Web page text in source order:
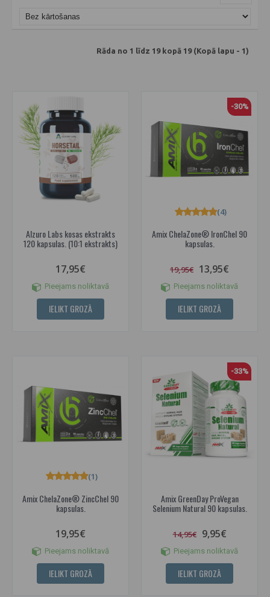
Rāda no 1 līdz 19 kopā 19 (Kopā lapu - 1)
Alzuro Labs kosas ekstrakts
120 kapsulas. (10:1 ekstrakts)
17,95€
Pieejams noliktavā
IELIKT GROZĀ
-30%
Amix ChelaZone® IronChel 90
kapsulas.
(4)
19,95€ 13,95€
Pieejams noliktavā
IELIKT GROZĀ
Amix ChelaZone® ZincChel 90
kapsulas.
(1)
19,95€
Pieejams noliktavā
IELIKT GROZĀ
-33%
Amix GreenDay ProVegan
Selenium Natural 90 kapsulas.
14,95€ 9,95€
Pieejams noliktavā
IELIKT GROZĀ